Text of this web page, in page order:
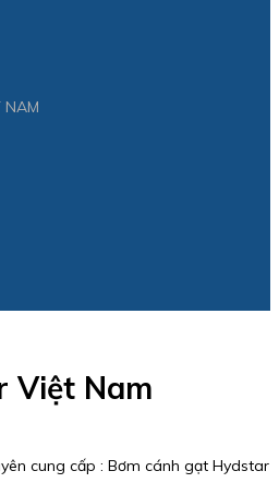
NAM
Việt Nam
cung cấp : Bơm cánh gạt Hydstar